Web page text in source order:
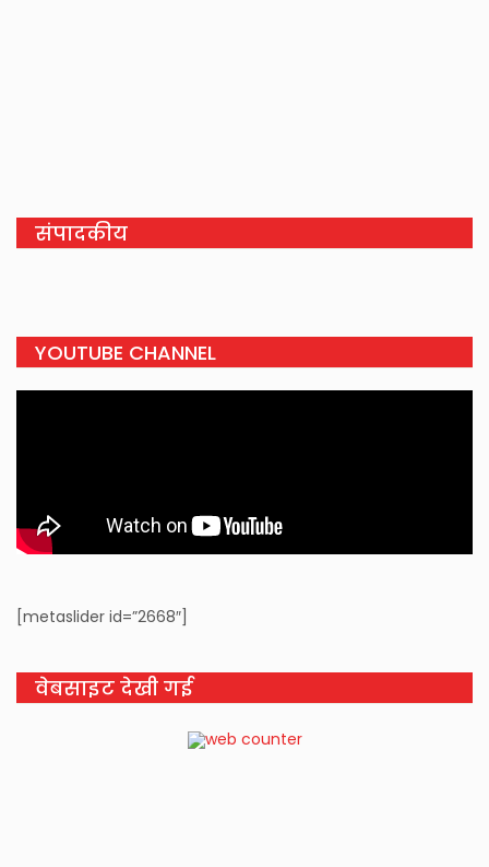
संपादकीय
YOUTUBE CHANNEL
[metaslider id=”2668″]
वेबसाइट देखी गई